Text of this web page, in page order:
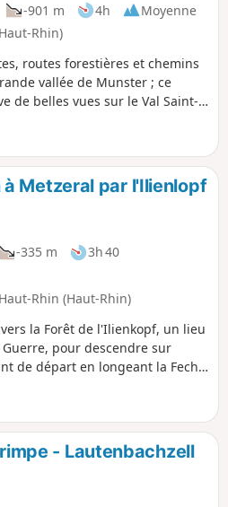
-901 m 4h
Moyenne
Rhin)
routes forestières et chemins
vallée de Munster ; ce
de belles vues sur le Val Saint-
à Metzeral par l'Ilienlopf
-335 m
3h 40
Rhin (Haut-Rhin)
la Forêt de l'Ilienkopf, un lieu
pour descendre sur
de départ en longeant la Fecht.
et de Sondernach.
- Lautenbachzell